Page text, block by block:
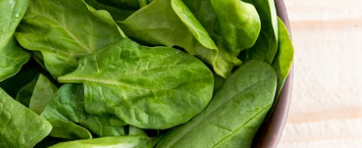
”Protein Powder“
”Overnight Oats“
”Vegan protein“
”Collagen“
”Micellar Casein“